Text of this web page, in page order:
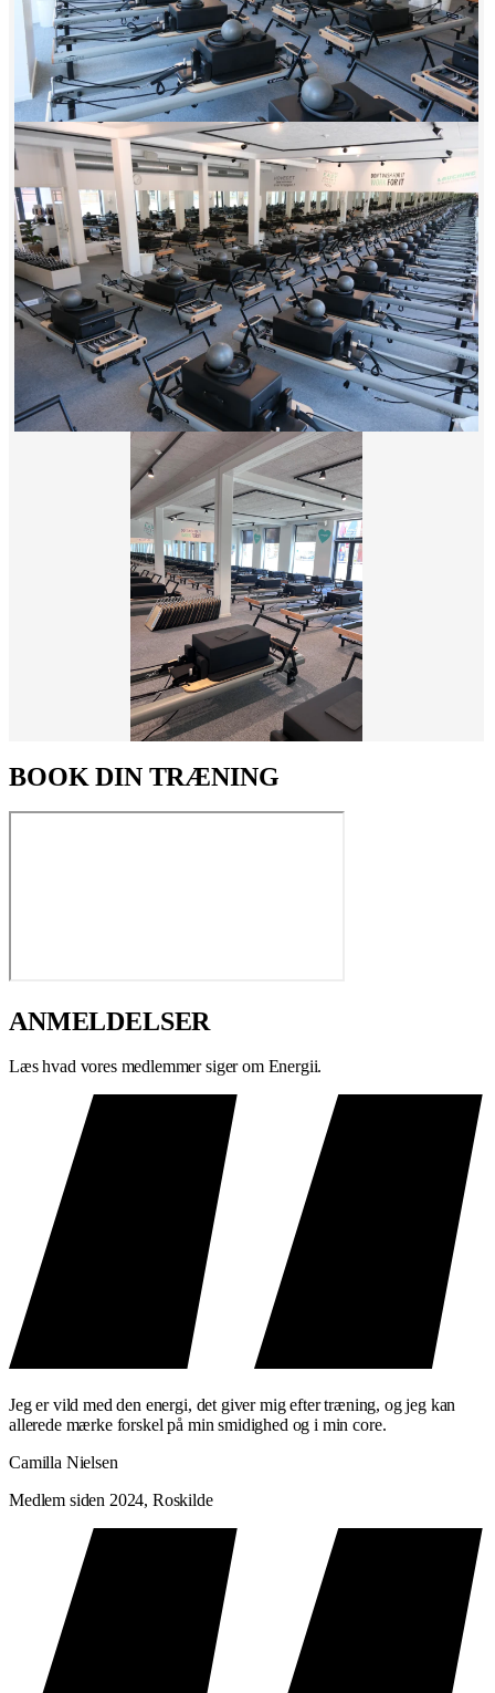
BOOK DIN TRÆNING
ANMELDELSER
Læs hvad vores medlemmer siger om Energii.
Jeg er vild med den energi, det giver mig efter træning, og jeg kan
allerede mærke forskel på min smidighed og i min core.
Camilla Nielsen
Medlem siden 2024, Roskilde